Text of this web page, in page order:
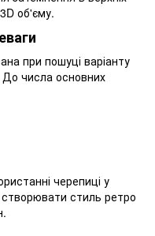
об'єму.
при пошуці варіанту
До числа основних
черепиці у
стиль ретро